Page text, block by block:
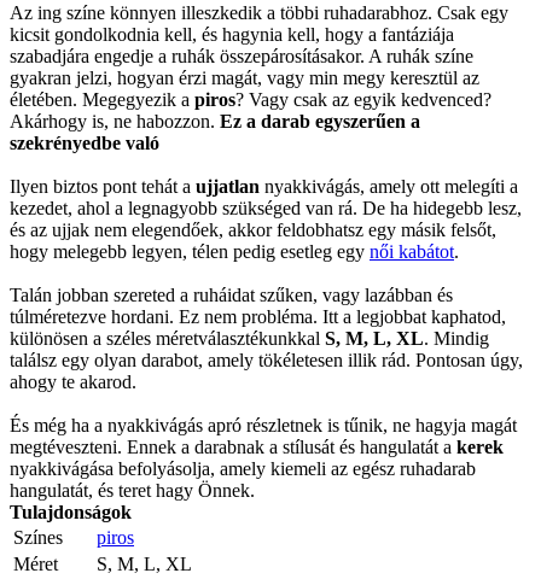
Az ing színe könnyen illeszkedik a többi ruhadarabhoz. Csak egy
kicsit gondolkodnia kell, és hagynia kell, hogy a fantáziája
szabadjára engedje a ruhák összepárosításakor. A ruhák színe
gyakran jelzi, hogyan érzi magát, vagy min megy keresztül az
életében. Megegyezik a piros? Vagy csak az egyik kedvenced?
Akárhogy is, ne habozzon. Ez a darab egyszerűen a
szekrényedbe való
Ilyen biztos pont tehát a ujjatlan nyakkivágás, amely ott melegíti a
kezedet, ahol a legnagyobb szükséged van rá. De ha hidegebb lesz,
és az ujjak nem elegendőek, akkor feldobhatsz egy másik felsőt,
hogy melegebb legyen, télen pedig esetleg egy női kabátot.
Talán jobban szereted a ruháidat szűken, vagy lazábban és
túlméretezve hordani. Ez nem probléma. Itt a legjobbat kaphatod,
különösen a széles méretválasztékunkkal S, M, L, XL. Mindig
találsz egy olyan darabot, amely tökéletesen illik rád. Pontosan úgy,
ahogy te akarod.
És még ha a nyakkivágás apró részletnek is tűnik, ne hagyja magát
megtéveszteni. Ennek a darabnak a stílusát és hangulatát a kerek
nyakkivágása befolyásolja, amely kiemeli az egész ruhadarab
hangulatát, és teret hagy Önnek.
Tulajdonságok
Színes
piros
Méret
S, M, L, XL